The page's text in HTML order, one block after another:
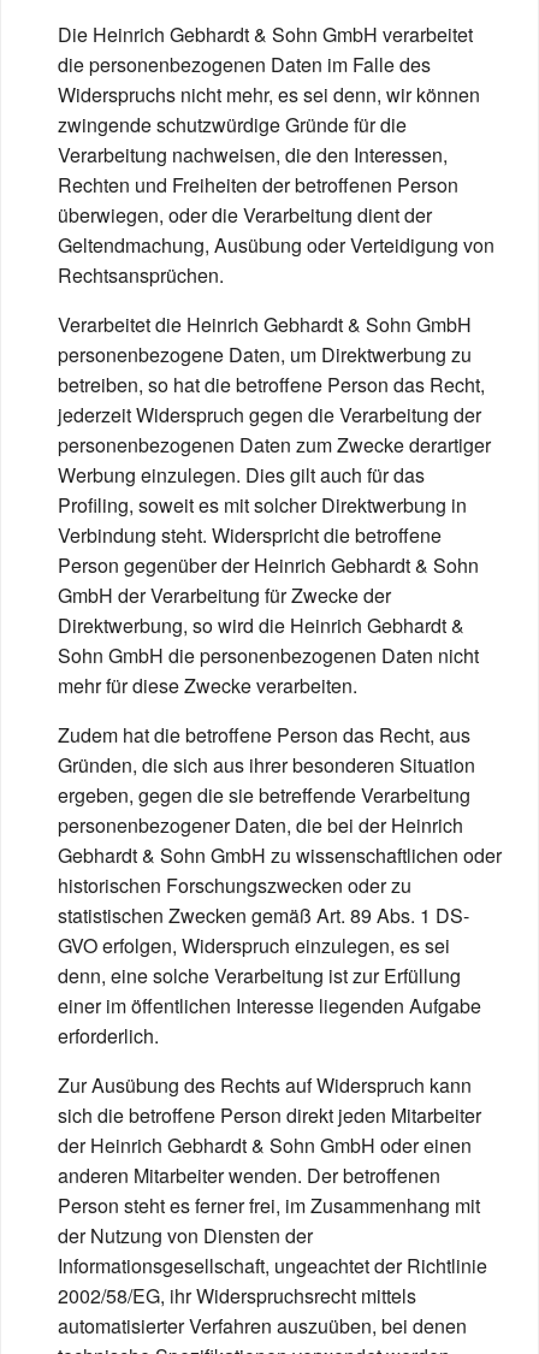
Die Heinrich Gebhardt & Sohn GmbH verarbeitet
die personenbezogenen Daten im Falle des
Widerspruchs nicht mehr, es sei denn, wir können
zwingende schutzwürdige Gründe für die
Verarbeitung nachweisen, die den Interessen,
Rechten und Freiheiten der betroffenen Person
überwiegen, oder die Verarbeitung dient der
Geltendmachung, Ausübung oder Verteidigung von
Rechtsansprüchen.
Verarbeitet die Heinrich Gebhardt & Sohn GmbH
personenbezogene Daten, um Direktwerbung zu
betreiben, so hat die betroffene Person das Recht,
jederzeit Widerspruch gegen die Verarbeitung der
personenbezogenen Daten zum Zwecke derartiger
Werbung einzulegen. Dies gilt auch für das
Profiling, soweit es mit solcher Direktwerbung in
Verbindung steht. Widerspricht die betroffene
Person gegenüber der Heinrich Gebhardt & Sohn
GmbH der Verarbeitung für Zwecke der
Direktwerbung, so wird die Heinrich Gebhardt &
Sohn GmbH die personenbezogenen Daten nicht
mehr für diese Zwecke verarbeiten.
Zudem hat die betroffene Person das Recht, aus
Gründen, die sich aus ihrer besonderen Situation
ergeben, gegen die sie betreffende Verarbeitung
personenbezogener Daten, die bei der Heinrich
Gebhardt & Sohn GmbH zu wissenschaftlichen oder
historischen Forschungszwecken oder zu
statistischen Zwecken gemäß Art. 89 Abs. 1 DS-
GVO erfolgen, Widerspruch einzulegen, es sei
denn, eine solche Verarbeitung ist zur Erfüllung
einer im öffentlichen Interesse liegenden Aufgabe
erforderlich.
Zur Ausübung des Rechts auf Widerspruch kann
sich die betroffene Person direkt jeden Mitarbeiter
der Heinrich Gebhardt & Sohn GmbH oder einen
anderen Mitarbeiter wenden. Der betroffenen
Person steht es ferner frei, im Zusammenhang mit
der Nutzung von Diensten der
Informationsgesellschaft, ungeachtet der Richtlinie
2002/58/EG, ihr Widerspruchsrecht mittels
automatisierter Verfahren auszuüben, bei denen